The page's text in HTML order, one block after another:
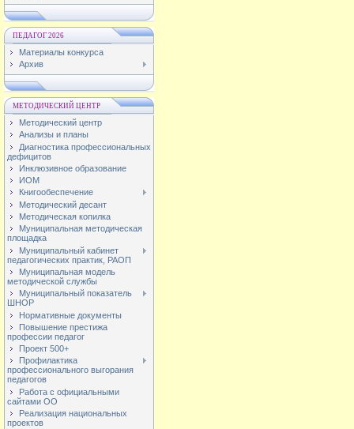
ПЕДАГОГ 2026
Материалы конкурса
Архив
МЕТОДИЧЕСКИЙ ЦЕНТР
Методический центр
Анализы и планы
Диагностика профессиональных
дефицитов
Инклюзивное образование
ИОМ
Книгообеспечение
Методический десант
Методическая копилка
Муниципальная методическая
площадка
Муниципальный кабинет
педагогических практик, РАОП
Муниципальная модель
методической службы
Муниципальный показатель
ШНОР
Нормативные документы
Повышение престижа
профессии педагог
Проект 500+
Профилактика
профессионального выгорания
педагогов
Работа с официальными
сайтами ОО
Реализация национальных
проектов